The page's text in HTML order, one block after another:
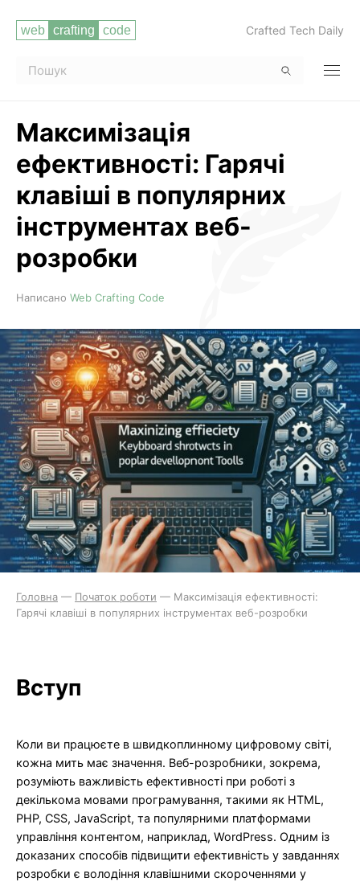
Crafted Tech Daily
Максимізація
ефективності: Гарячі
клавіші в популярних
інструментах веб-
розробкиЧитати повністю
Написано Web Crafting Code
Головна — Початок роботи — Максимізація ефективності:
Гарячі клавіші в популярних інструментах веб-розробки
Вступ
Коли ви працюєте в швидкоплинному цифровому світі,
кожна мить має значення. Веб-розробники, зокрема,
розуміють важливість ефективності при роботі з
декількома мовами програмування, такими як HTML,
PHP, CSS, JavaScript, та популярними платформами
управління контентом, наприклад, WordPress. Одним із
доказаних способів підвищити ефективність у завданнях
розробки є володіння клавішними скороченнями у